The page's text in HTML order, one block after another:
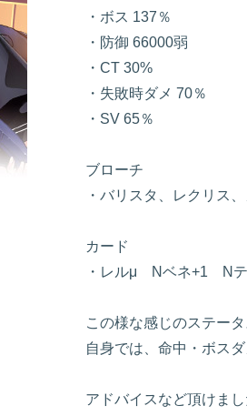
・ボス 137％
・防御 66000弱
・CT 30%
・失敗時ダメ 70％
・SV 65％
ブローチ
・バリスタ、レクリス
カード
・レルμ Nベネ+1 N
この様な感じのステー
自身では、命中・ボス
アドバイスなど頂けまし